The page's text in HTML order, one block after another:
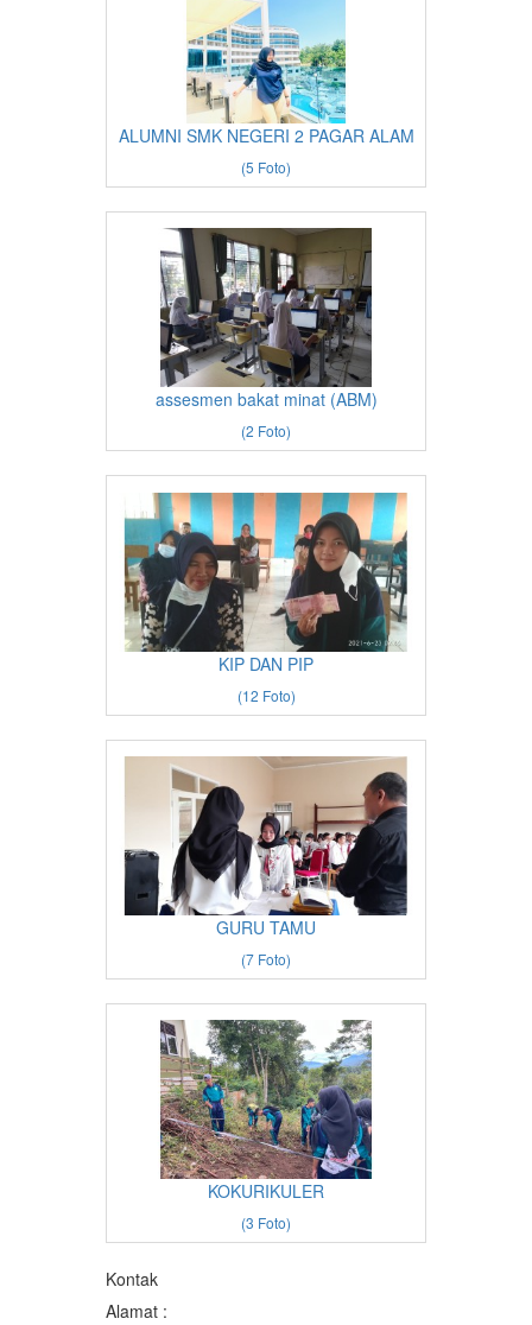
ALUMNI SMK NEGERI 2 PAGAR ALAM
(5 Foto)
assesmen bakat minat (ABM)
(2 Foto)
KIP DAN PIP
(12 Foto)
GURU TAMU
(7 Foto)
KOKURIKULER
(3 Foto)
Kontak
Alamat :